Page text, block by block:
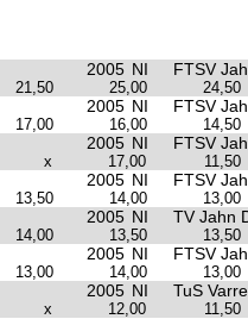
2005 NI FTSV
21,50 25,00 24,50
2005 NI FTSV
17,00 16,00 14,50
2005 NI FTSV
x 17,00 11,50
2005 NI FTSV
13,50 14,00 13,00
2005 NI TV Jahn
14,00 13,50 13,50
2005 NI FTSV
13,00 14,00 13,00
2005 NI TuS
x 12,00 11,50